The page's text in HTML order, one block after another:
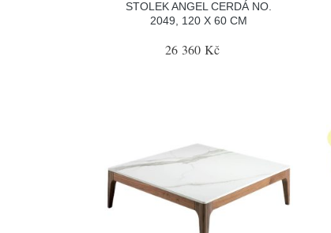
STOLEK ANGEL CERDÁ NO.
2049, 120 X 60 CM
26 360 Kč